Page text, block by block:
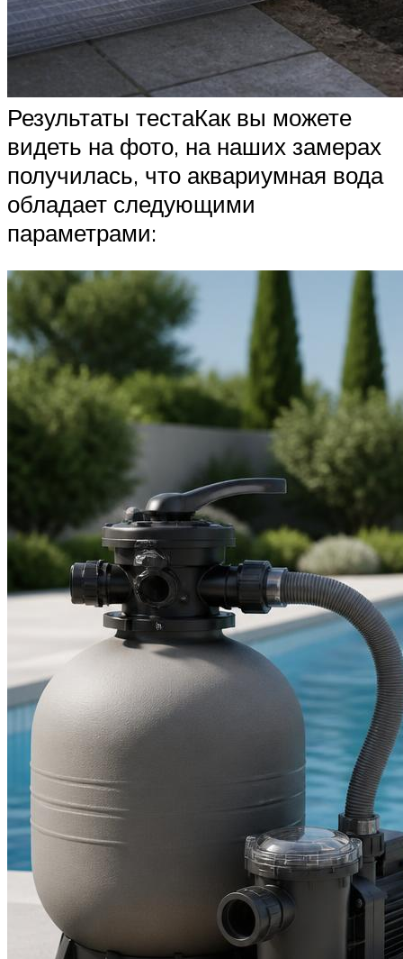
Результаты тестаКак вы можете
видеть на фото, на наших замерах
получилась, что аквариумная вода
обладает следующими
параметрами: